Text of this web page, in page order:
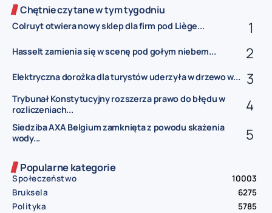
Chętnie czytane w tym tygodniu
Colruyt otwiera nowy sklep dla firm pod Liège...
Hasselt zamienia się w scenę pod gołym niebem...
Elektryczna dorożka dla turystów uderzyła w drzewo w...
Trybunał Konstytucyjny rozszerza prawo do błędu w
rozliczeniach...
Siedziba AXA Belgium zamknięta z powodu skażenia
wody...
Popularne kategorie
Społeczeństwo
10003
Bruksela
6275
Polityka
5785